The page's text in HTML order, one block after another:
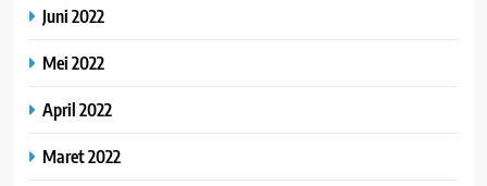
Juni 2022
Mei 2022
April 2022
Maret 2022